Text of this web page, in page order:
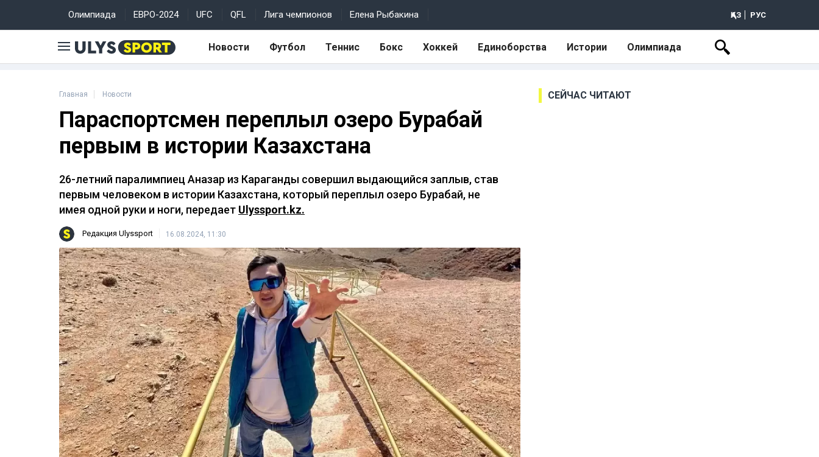
Олимпиада ЕВРО-2024 UFC QFL Лига чемпионов Елена Рыбакина ҚАЗ РУС
Новости Футбол Теннис Бокс Хоккей Единоборства Истории Олимпиада
Главная Новости
Параспортсмен переплыл озеро Бурабай
первым в истории Казахстана
26-летний паралимпиец Ақназар из Караганды совершил выдающийся заплыв, став
первым человеком в истории Казахстана, который переплыл озеро Бурабай, не
имея одной руки и ноги, передает Ulyssport.kz.
Редакция Ulyssport 16.08.2024, 11:30
СЕЙЧАС ЧИТАЮТ